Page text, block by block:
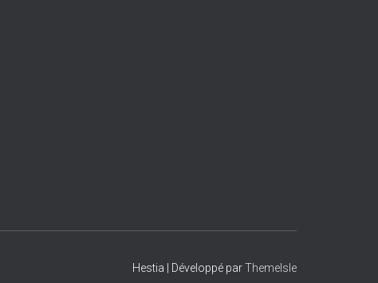
Hestia | Développé parThemeIsle